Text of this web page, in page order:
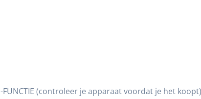
(controleer je apparaat voordat je het